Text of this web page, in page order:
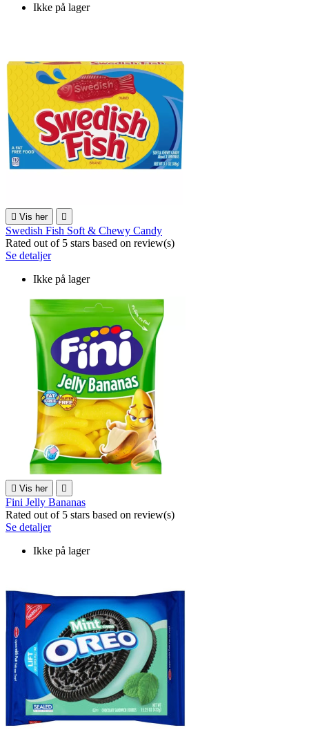
Ikke på lager
 Vis her 
Swedish Fish Soft & Chewy Candy
Rated out of 5 stars based on review(s)
Se detaljer
Ikke på lager
 Vis her 
Fini Jelly Bananas
Rated out of 5 stars based on review(s)
Se detaljer
Ikke på lager